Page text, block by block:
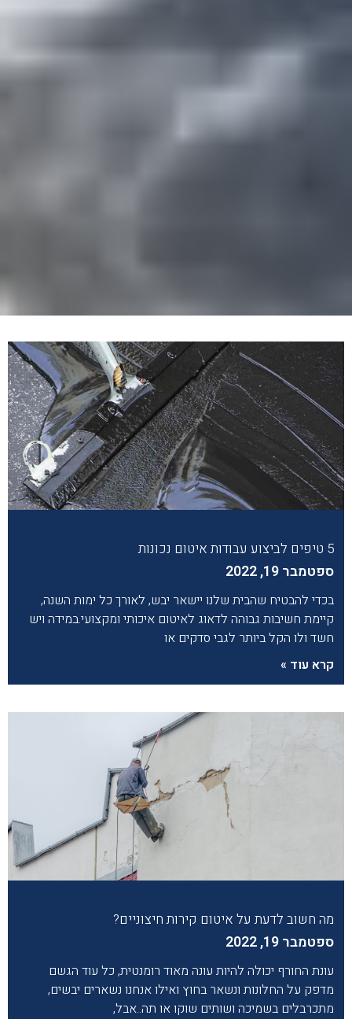
5 טיפים לביצוע עבודות איטום נכונות
ספטמבר 19, 2022
בכדי להבטיח שהבית שלנו יישאר יבש, לאורך כל ימות השנה,
קיימת חשיבות גבוהה לדאוג לאיטום איכותי ומקצועי.במידה ויש
חשד ולו הקל ביותר לגבי סדקים או
קרא עוד »
מה חשוב לדעת על איטום קירות חיצוניים?
ספטמבר 19, 2022
עונת החורף יכולה להיות עונה מאוד רומנטית, כל עוד הגשם
מדפק על החלונות ונשאר בחוץ ואילו אנחנו נשארים יבשים,
מתכרבלים בשמיכה ושותים שוקו או תה..אבל,